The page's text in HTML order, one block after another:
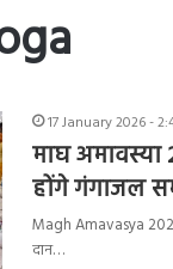
17 January 2026 -
माघ अमावस्या
होंगे गंगाजल
Magh Amavasya
दान…